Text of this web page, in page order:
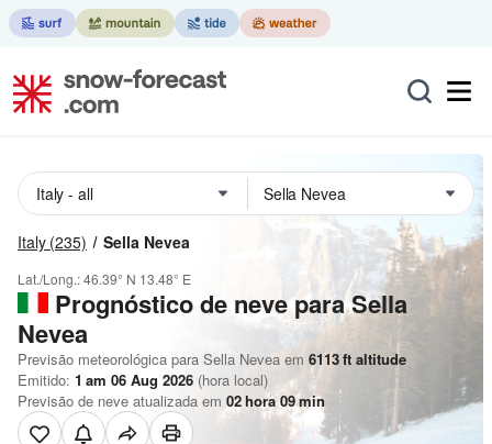
Italy (235) Sella Nevea
Lat./Long.:46.39° N 13.48° E
Prognóstico de neve para Sella
Nevea
Previsão meteorológica para Sella Nevea em 6113ft altitude
Emitido: 1 am 06 Aug 2026 (hora local)
Previsão de neve atualizada em 02hora09min